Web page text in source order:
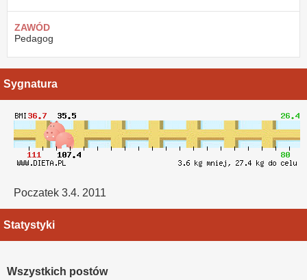
ZAWÓD
Pedagog
Sygnatura
Poczatek 3.4. 2011
Statystyki
Wszystkich postów